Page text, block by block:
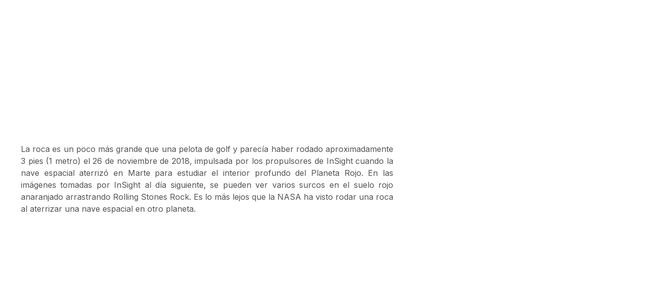
La roca es un poco más grande que una pelota de golf y parecía haber rodado aproximadamente
3 pies (1 metro) el 26 de noviembre de 2018, impulsada por los propulsores de InSight cuando la
nave espacial aterrizó en Marte para estudiar el interior profundo del Planeta Rojo. En las
imágenes tomadas por InSight al día siguiente, se pueden ver varios surcos en el suelo rojo
anaranjado arrastrando Rolling Stones Rock. Es lo más lejos que la NASA ha visto rodar una roca
al aterrizar una nave espacial en otro planeta.